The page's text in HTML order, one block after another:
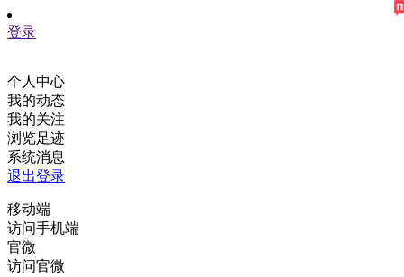
登录
个人中心
我的动态
我的关注
浏览足迹
系统消息
退出登录
移动端
访问手机端
官微
访问官微